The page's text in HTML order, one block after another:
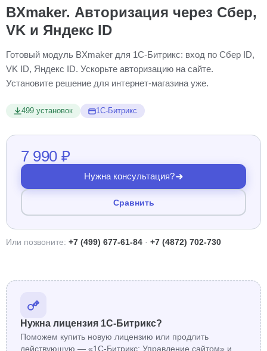
BXmaker. Авторизация через Сбер,
VK и Яндекс ID
Готовый модуль BXmaker для 1С-Битрикс: вход по Сбер ID,
VK ID, Яндекс ID. Ускорьте авторизацию на сайте.
Установите решение для интернет-магазина уже.
499 установок 1С-Битрикс
7 990 ₽
Нужна консультация?
Сравнить
Или позвоните: +7 (499) 677-61-84 · +7 (4872) 702-730
Нужна лицензия 1С-Битрикс?
Поможем купить новую лицензию или продлить
действующую — «1С-Битрикс: Управление сайтом» и